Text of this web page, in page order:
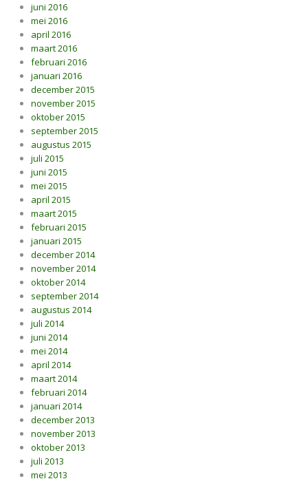
juni 2016
mei 2016
april 2016
maart 2016
februari 2016
januari 2016
december 2015
november 2015
oktober 2015
september 2015
augustus 2015
juli 2015
juni 2015
mei 2015
april 2015
maart 2015
februari 2015
januari 2015
december 2014
november 2014
oktober 2014
september 2014
augustus 2014
juli 2014
juni 2014
mei 2014
april 2014
maart 2014
februari 2014
januari 2014
december 2013
november 2013
oktober 2013
juli 2013
mei 2013